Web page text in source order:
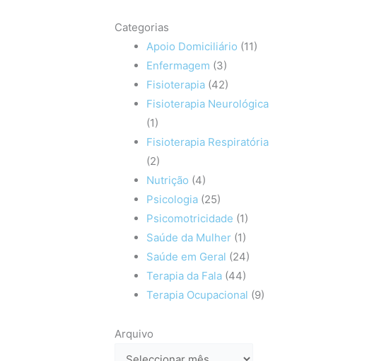
Categorias
Apoio Domiciliário (11)
Enfermagem (3)
Fisioterapia (42)
Fisioterapia Neurológica
(1)
Fisioterapia Respiratória
(2)
Nutrição (4)
Psicologia (25)
Psicomotricidade (1)
Saúde da Mulher (1)
Saúde em Geral (24)
Terapia da Fala (44)
Terapia Ocupacional (9)
Arquivo
Arquivo